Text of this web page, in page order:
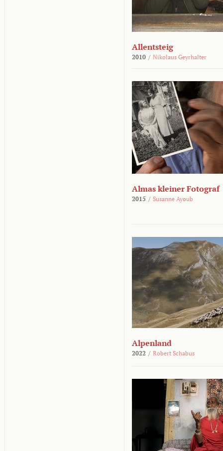
Allentsteig
2010 / Nikolaus Geyrhalter
Almas kleiner Fotograf
2015 / Susanne Ayoub
Alpenland
2022 / Robert Schabus